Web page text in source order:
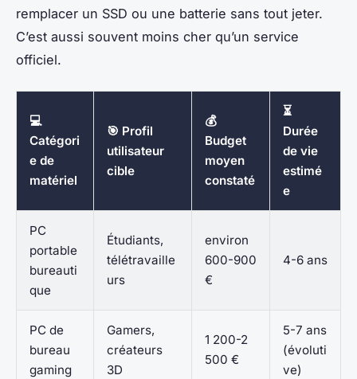
remplacer un SSD ou une batterie sans tout jeter.
C’est aussi souvent moins cher qu’un service
officiel.
💻
Catégori
e de
matériel
🎯 Profil
utilisateur
cible
💰
Budget
moyen
constaté
⏳
Durée
de vie
estimé
e
PC
portable
bureauti
que
Étudiants,
télétravaille
urs
environ
600-900
€
4-6 ans
PC de
bureau
gaming
Gamers,
créateurs
3D
1 200-2
500 €
5-7 ans
(évoluti
ve)